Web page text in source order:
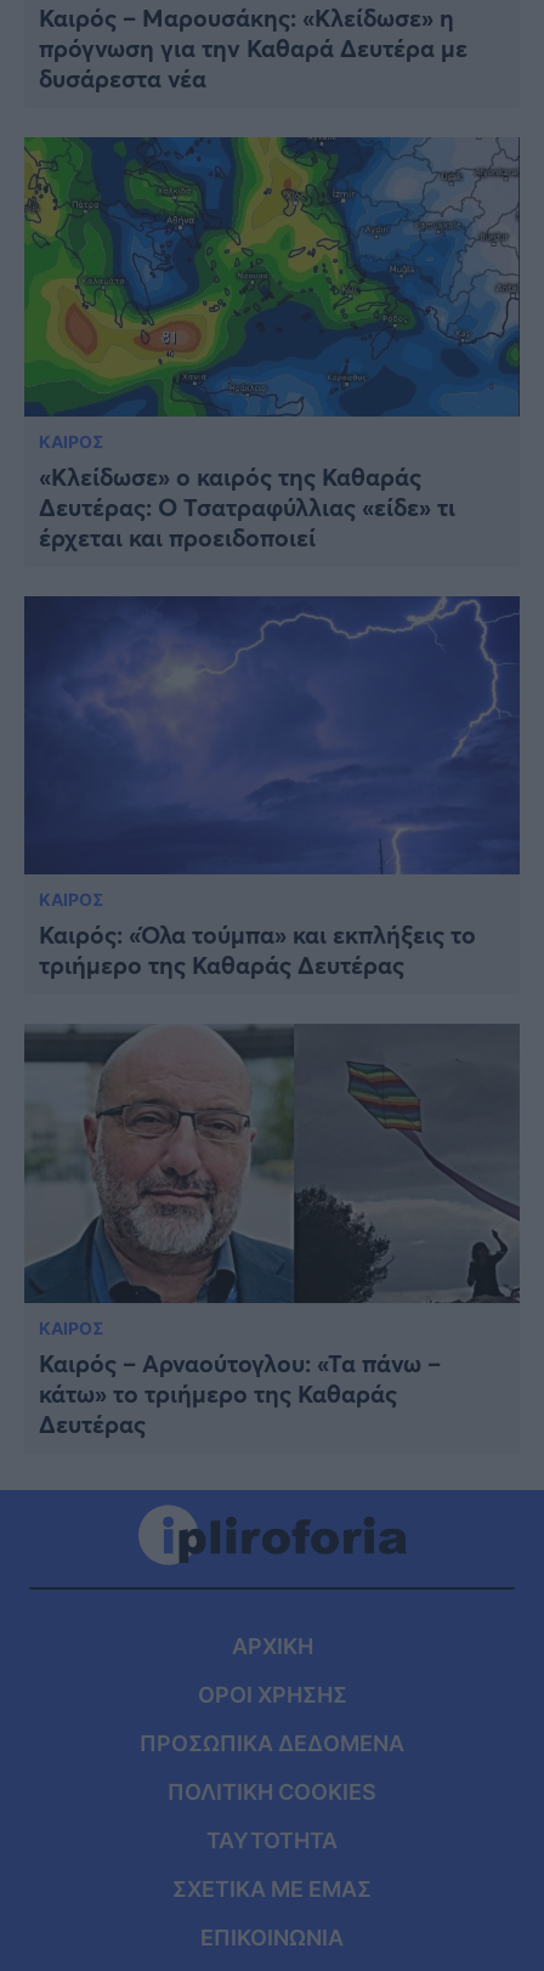
Καιρός – Μαρουσάκης: «Κλείδωσε» η
πρόγνωση για την Καθαρά Δευτέρα με
δυσάρεστα νέα
ΚΑΙΡΟΣ
«Κλείδωσε» ο καιρός της Καθαράς
Δευτέρας: Ο Τσατραφύλλιας «είδε» τι
έρχεται και προειδοποιεί
ΚΑΙΡΟΣ
Καιρός: «Όλα τούμπα» και εκπλήξεις το
τριήμερο της Καθαράς Δευτέρας
ΚΑΙΡΟΣ
Καιρός – Αρναούτογλου: «Τα πάνω –
κάτω» το τριήμερο της Καθαράς
Δευτέρας
ΑΡΧΙΚΗ
ΟΡΟΙ ΧΡΗΣΗΣ
ΠΡΟΣΩΠΙΚΑ ΔΕΔΟΜΕΝΑ
ΠΟΛΙΤΙΚΗ COOKIES
ΤΑΥΤΟΤΗΤΑ
ΣΧΕΤΙΚΑ ΜΕ ΕΜΑΣ
ΕΠΙΚΟΙΝΩΝΙΑ